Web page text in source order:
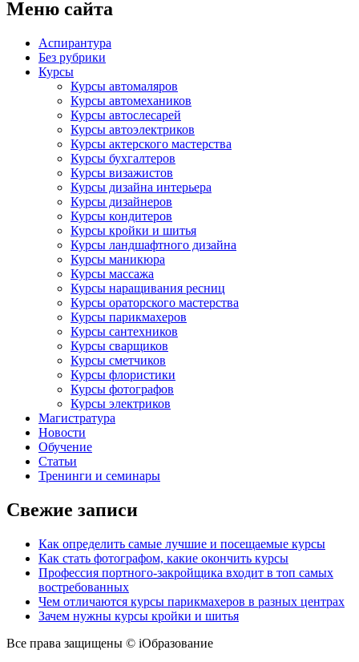
Меню сайта
Аспирантура
Без рубрики
Курсы
Курсы автомаляров
Курсы автомехаников
Курсы автослесарей
Курсы автоэлектриков
Курсы актерского мастерства
Курсы бухгалтеров
Курсы визажистов
Курсы дизайна интерьера
Курсы дизайнеров
Курсы кондитеров
Курсы кройки и шитья
Курсы ландшафтного дизайна
Курсы маникюра
Курсы массажа
Курсы наращивания ресниц
Курсы ораторского мастерства
Курсы парикмахеров
Курсы сантехников
Курсы сварщиков
Курсы сметчиков
Курсы флористики
Курсы фотографов
Курсы электриков
Магистратура
Новости
Обучение
Статьи
Тренинги и семинары
Свежие записи
Как определить самые лучшие и посещаемые курсы
Как стать фотографом, какие окончить курсы
Профессия портного-закройщика входит в топ самых
востребованных
Чем отличаются курсы парикмахеров в разных центрах
Зачем нужны курсы кройки и шитья
Все права защищены © iОбразование